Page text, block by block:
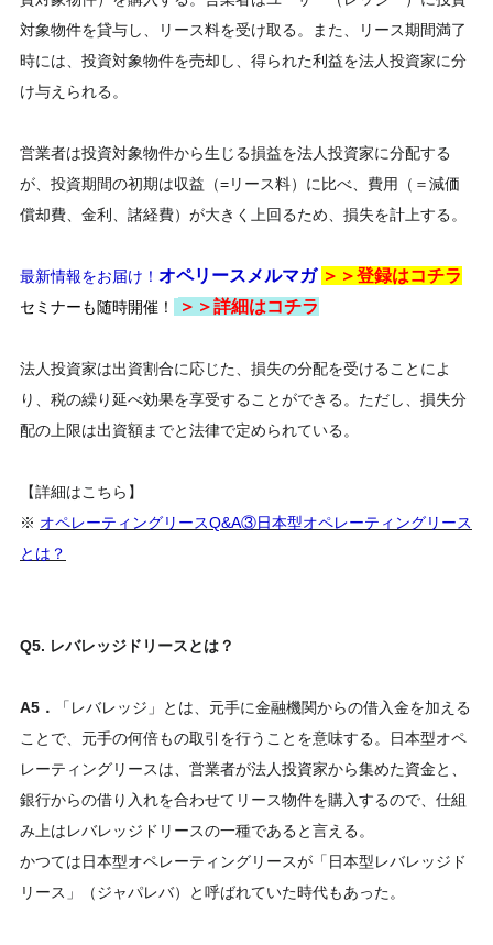
対象物件を貸与し、リース料を受け取る。また、リース期間満了
時には、投資対象物件を売却し、得られた利益を法人投資家に分
け与えられる。
営業者は投資対象物件から生じる損益を法人投資家に分配する
が、投資期間の初期は収益（=リース料）に比べ、費用（＝減価
償却費、金利、諸経費）が大きく上回るため、損失を計上する。
最新情報をお届け！ オペリースメルマガ ＞＞登録はコチラ
セミナーも随時開催！ ＞＞詳細はコチラ
法人投資家は出資割合に応じた、損失の分配を受けることによ
り、税の繰り延べ効果を享受することができる。ただし、損失分
配の上限は出資額までと法律で定められている。
【詳細はこちら】
※ オペレーティングリースQ&A③日本型オペレーティングリース
とは？
Q5. レバレッジドリースとは？
A5．
「レバレッジ」とは、元手に金融機関からの借入金を加える
ことで、元手の何倍もの取引を行うことを意味する。日本型オペ
レーティングリースは、営業者が法人投資家から集めた資金と、
銀行からの借り入れを合わせてリース物件を購入するので、仕組
み上はレバレッジドリースの一種であると言える。
かつては日本型オペレーティングリースが「日本型レバレッジド
リース」（ジャパレバ）と呼ばれていた時代もあった。